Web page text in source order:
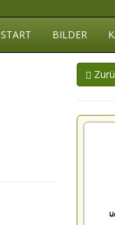
START BILDER